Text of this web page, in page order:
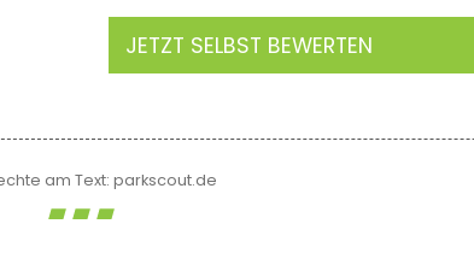
JETZT SELBST BEWERTEN
am Text: parkscout.de